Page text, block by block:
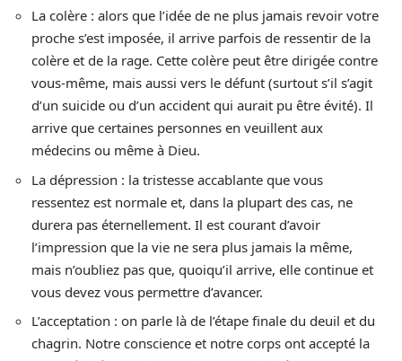
La colère : alors que l’idée de ne plus jamais revoir votre
proche s’est imposée, il arrive parfois de ressentir de la
colère et de la rage. Cette colère peut être dirigée contre
vous-même, mais aussi vers le défunt (surtout s’il s’agit
d’un suicide ou d’un accident qui aurait pu être évité). Il
arrive que certaines personnes en veuillent aux
médecins ou même à Dieu.
La dépression : la tristesse accablante que vous
ressentez est normale et, dans la plupart des cas, ne
durera pas éternellement. Il est courant d’avoir
l’impression que la vie ne sera plus jamais la même,
mais n’oubliez pas que, quoiqu’il arrive, elle continue et
vous devez vous permettre d’avancer.
L’acceptation : on parle là de l’étape finale du deuil et du
chagrin. Notre conscience et notre corps ont accepté la